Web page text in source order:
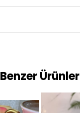
Benzer Ürünler